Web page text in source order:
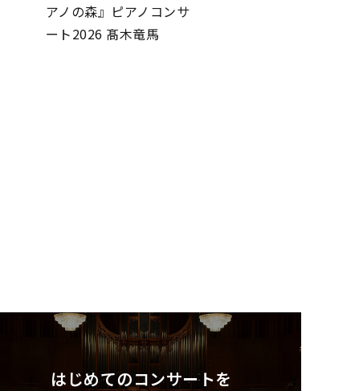
アノの森』ピアノコンサ
ート2026 髙木竜馬
はじめてのコンサートを